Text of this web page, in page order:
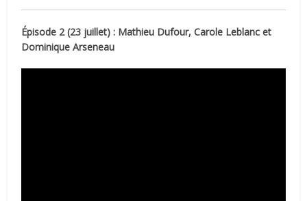
Épisode 2 (23 juillet) : Mathieu Dufour, Carole Leblanc et
Dominique Arseneau